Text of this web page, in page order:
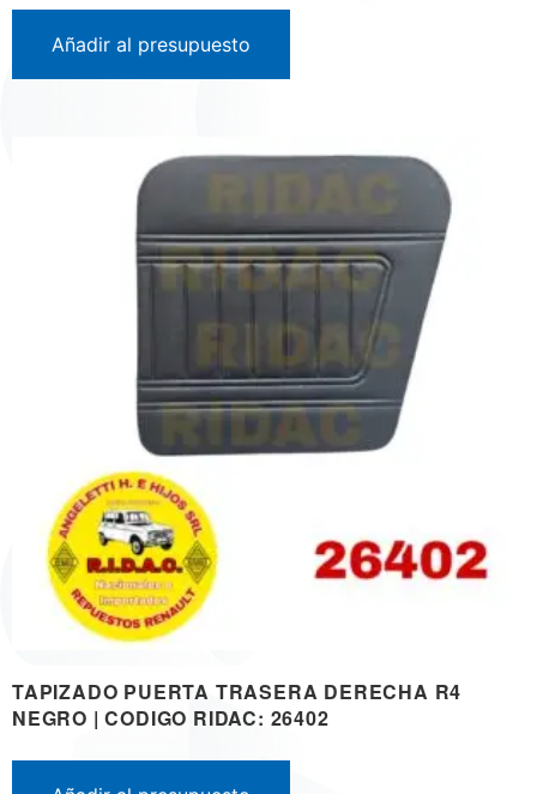
Añadir al presupuesto
TAPIZADO PUERTA TRASERA DERECHA R4
NEGRO | CODIGO RIDAC: 26402